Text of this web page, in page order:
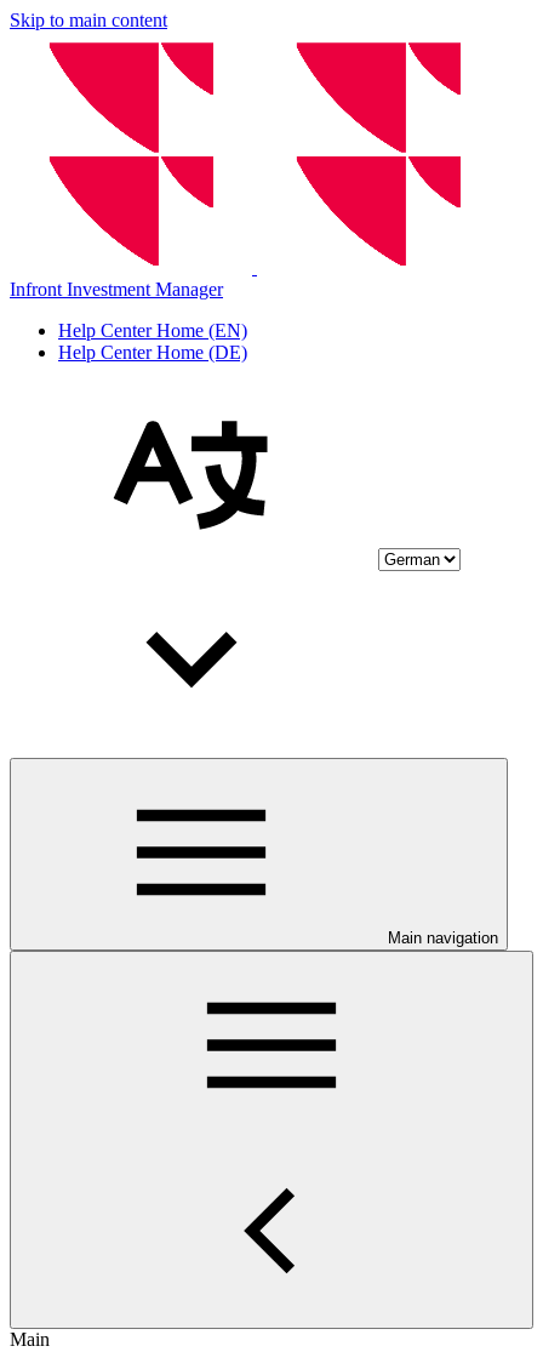
Skip to main content
Infront Investment Manager
Help Center Home (EN)
Help Center Home (DE)
Main navigation
Main